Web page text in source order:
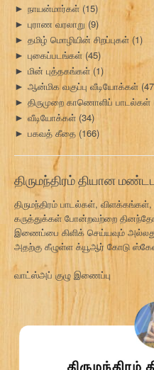
► நாயன்மார்கள் (15)
► புராண வரலாறு (9)
► தமிழ் மொழியின் சிறப்புகள் (1)
► புகைப்படங்கள் (45)
► மின் புத்தகங்கள் (1)
► ஆன்மிக வகுப்பு வீடியோக்கள்
► திருமுறை காணொளிப் பாடல்கள்
► வீடியோக்கள் (34)
► பகவத் கீதை (166)
திருமந்திரம் தியான
திருமந்திரம் பாடல்கள்,
கருத்துக்கள் போன்றவற்றை
இணைப்பை கிளிக் செய்யவும்
அதற்கு கீழுள்ள க்யூஆர் கோடு
வாட்ஸ்அப் குழு இணைப்பு